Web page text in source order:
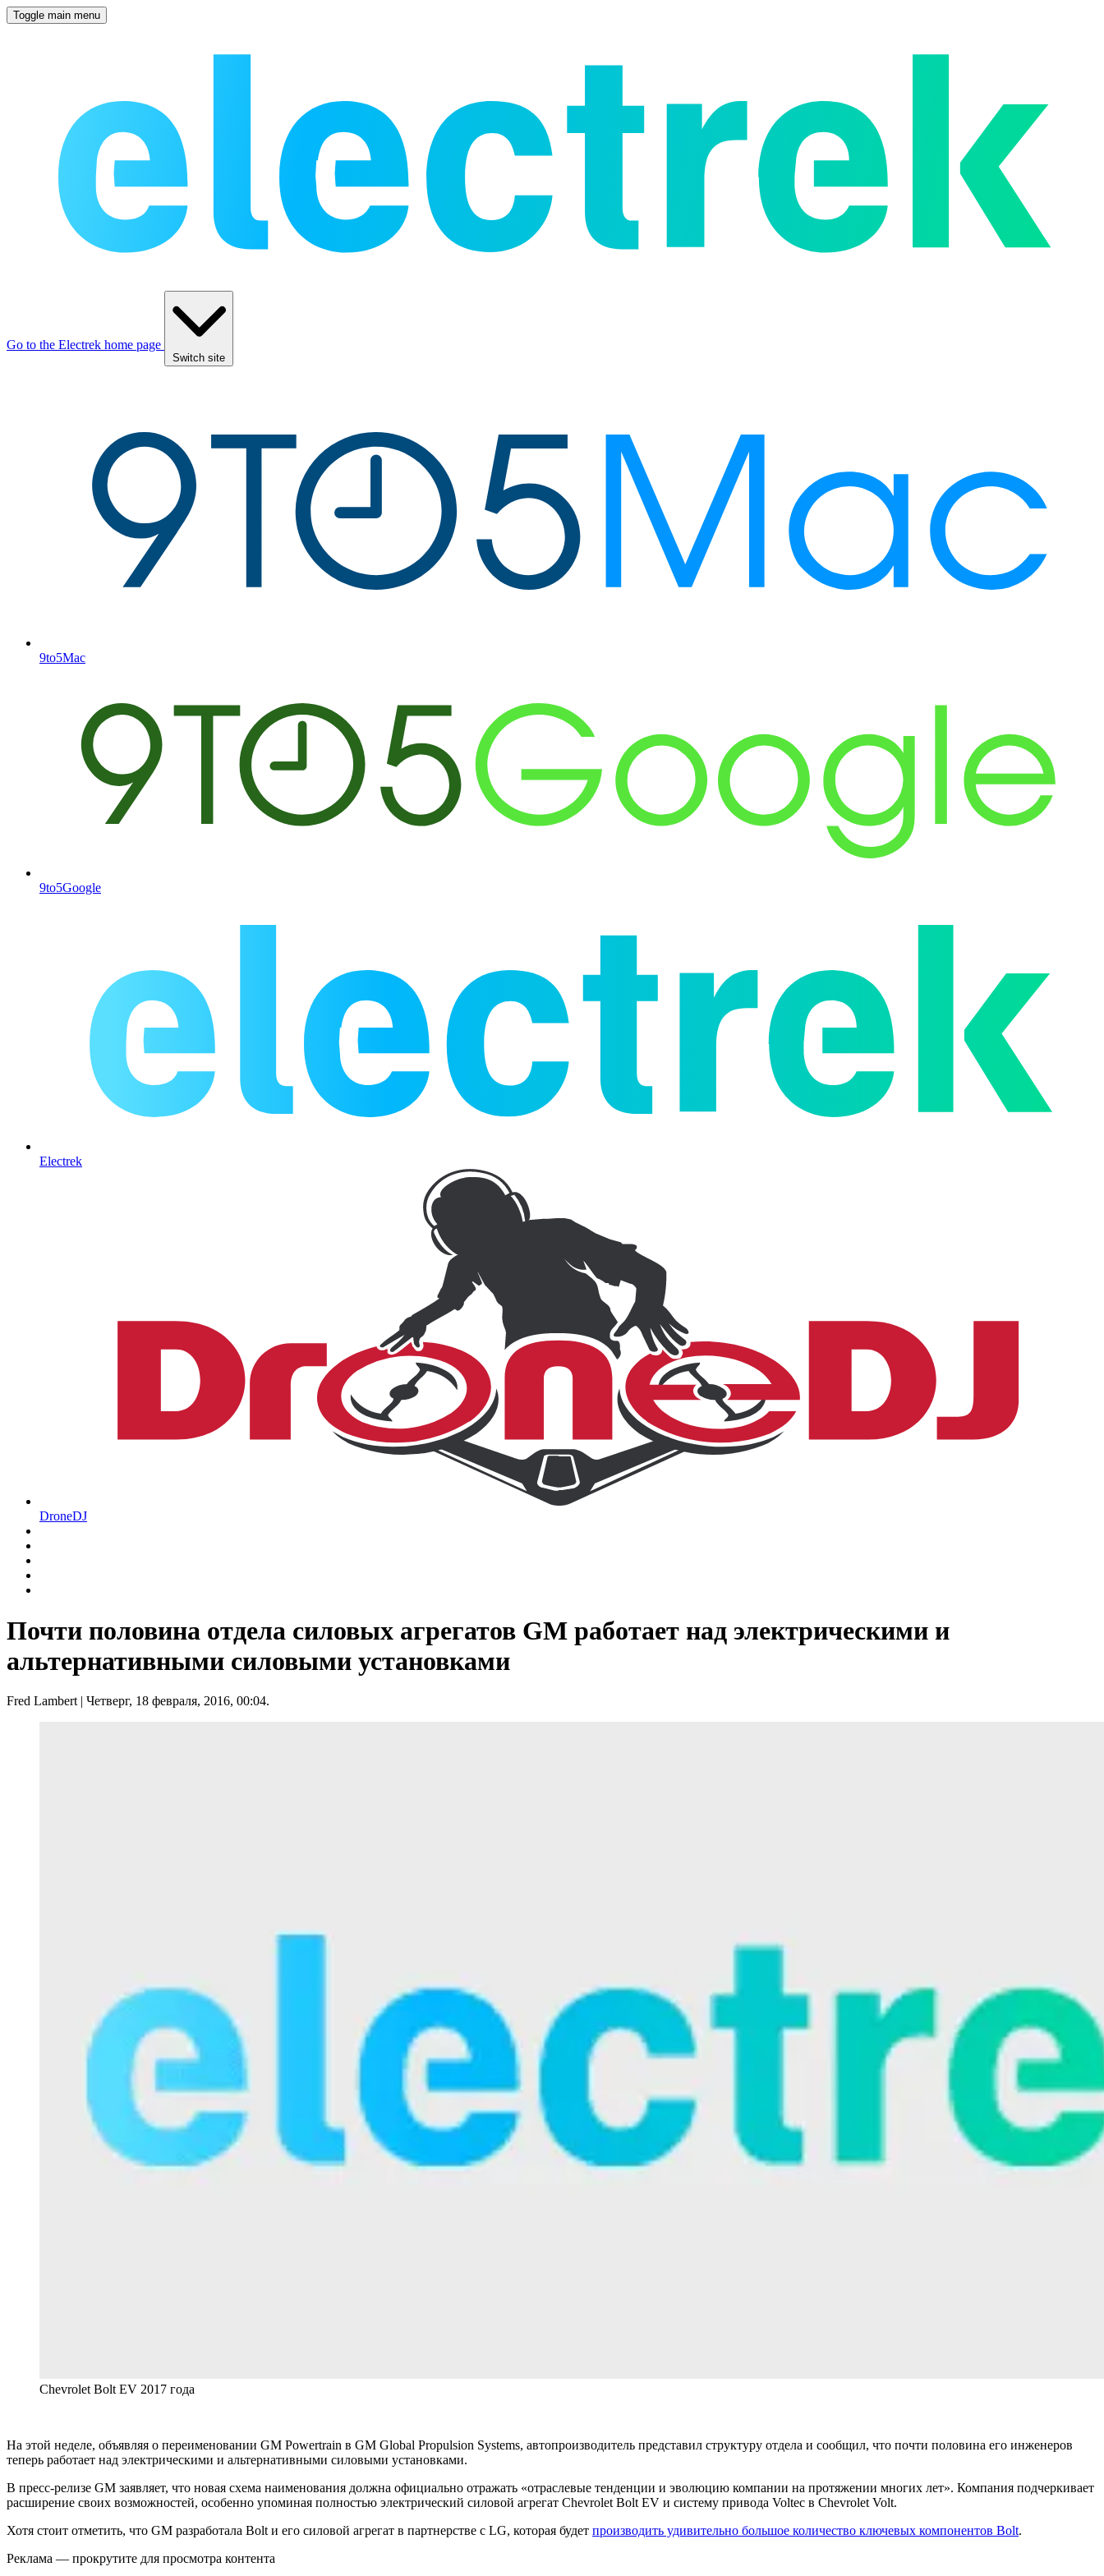
Toggle main menu
Go to the Electrek home page
Switch site
9to5Mac
9to5Google
Electrek
DroneDJ
Почти половина отдела силовых агрегатов GM работает над электрическими и
альтернативными силовыми установками
Fred Lambert | Четверг, 18 февраля, 2016, 00:04.
Chevrolet Bolt EV 2017 года
На этой неделе, объявляя о переименовании GM Powertrain в GM Global Propulsion Systems, автопроизводитель представил структуру отдела и сообщил, что почти половина его инженеров
теперь работает над электрическими и альтернативными силовыми установками.
В пресс-релизе GM заявляет, что новая схема наименования должна официально отражать «отраслевые тенденции и эволюцию компании на протяжении многих лет». Компания подчеркивает
расширение своих возможностей, особенно упоминая полностью электрический силовой агрегат Chevrolet Bolt EV и систему привода Voltec в Chevrolet Volt.
Хотя стоит отметить, что GM разработала Bolt и его силовой агрегат в партнерстве с LG, которая будет производить удивительно большое количество ключевых компонентов Bolt.
Реклама — прокрутите для просмотра контента